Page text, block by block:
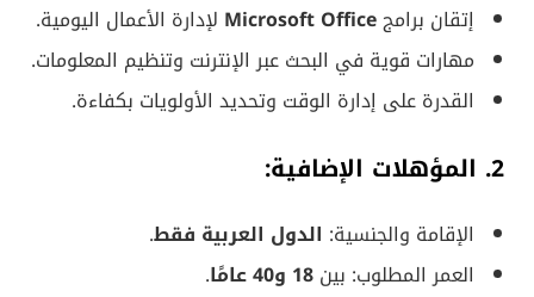
إتقان برامجMicrosoft Office لإدارة الأعمال اليومية.
مهارات قوية في البحث عبر الإنترنت وتنظيم المعلومات.
القدرة على إدارة الوقت وتحديد الأولويات بكفاءة.
2. المؤهلات الإضافية:
الإقامة والجنسية: الدول العربية فقط.
العمر المطلوب: بين 18 و40 عامًا
.